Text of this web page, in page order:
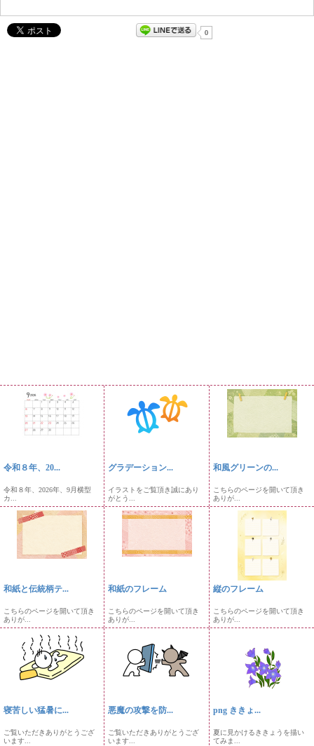
0
令和８年、20...
令和８年、2026年、9月横型
カ...
グラデーション...
イラストをご覧頂き誠にあり
がとう...
和風グリーンの...
こちらのページを開いて頂き
ありが...
和紙と伝統柄テ...
こちらのページを開いて頂き
ありが...
和紙のフレーム
こちらのページを開いて頂き
ありが...
縦のフレーム
こちらのページを開いて頂き
ありが...
寝苦しい猛暑に...
ご覧いただきありがとうござ
います...
悪魔の攻撃を防...
ご覧いただきありがとうござ
います...
png ききょ...
夏に見かけるききょうを描い
てみま...